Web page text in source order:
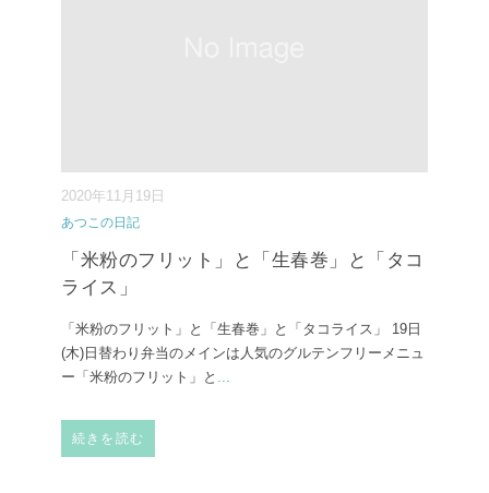
2020年11月19日
あつこの日記
「米粉のフリット」と「生春巻」と「タコ
ライス」
「米粉のフリット」と「生春巻」と「タコライス」 19日
(木)日替わり弁当のメインは人気のグルテンフリーメニュ
ー「米粉のフリット」と ...
続きを読む